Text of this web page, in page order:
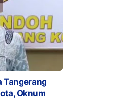
Tangerang
Oknum